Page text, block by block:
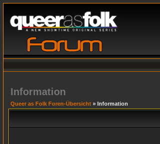
Information
Queer as Folk Foren-Übersicht » Information